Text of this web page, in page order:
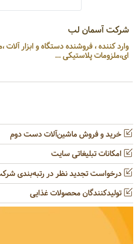
شرکت آسمان لب
وارد کننده ، فروشنده دستگاه و
ای،ملزومات پلاستیکی ...
خرید و فروش ماشین‌آلات دست دوم
امکانات تبلیغاتی سایت
درخواست تجدید نظر در رتبه‌بندی
تولیدکنندگان محصولات غذایی